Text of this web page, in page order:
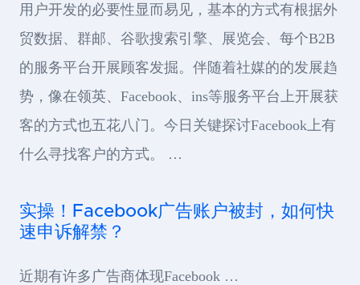
用户开发的必要性显而易见，基本的方式有根据外
贸数据、群邮、谷歌搜索引擎、展览会、每个B2B
的服务平台开展顾客发掘。伴随着社媒的的发展趋
势，像在领英、Facebook、ins等服务平台上开展获
客的方式也五花八门。今日关键探讨Facebook上有
什么寻找客户的方式。 …
实操！Facebook广告账户被封，如何快
速申诉解禁？
近期有许多广告商体现Facebook …